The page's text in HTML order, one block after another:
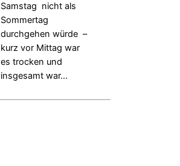
Samstag nicht als
Sommertag
durchgehen würde –
kurz vor Mittag war
es trocken und
insgesamt war…